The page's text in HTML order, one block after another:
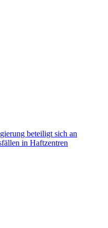
beteiligt sich an
in Haftzentren